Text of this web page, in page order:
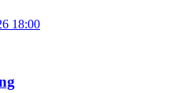
18:00